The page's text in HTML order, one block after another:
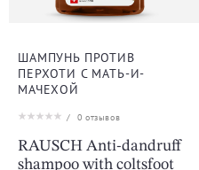
ШАМПУНЬ ПРОТИВ
ПЕРХОТИ С МАТЬ-И-
МАЧЕХОЙ
/ 0 отзывов
RAUSCH Anti-dandruff
shampoo with coltsfoot